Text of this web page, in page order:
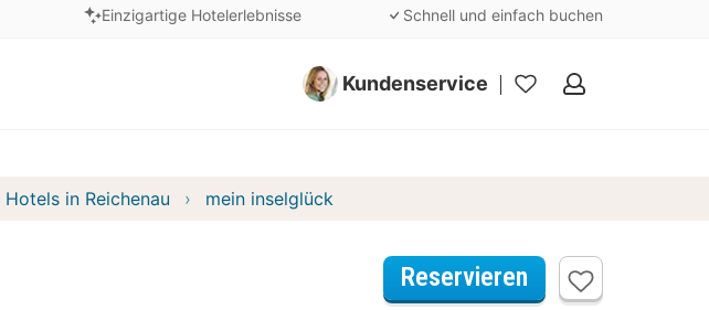
Einzigartige Hotelerlebnisse Schnell und einfach buchen
Kundenservice
Meine
Hotels in Reichenau mein inselglück
Reservieren